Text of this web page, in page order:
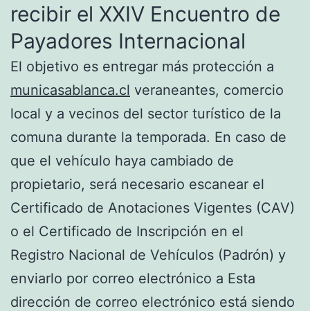
recibir el XXIV Encuentro de
Payadores Internacional
El objetivo es entregar más protección a
municasablanca.cl veraneantes, comercio
local y a vecinos del sector turístico de la
comuna durante la temporada. En caso de
que el vehículo haya cambiado de
propietario, será necesario escanear el
Certificado de Anotaciones Vigentes (CAV)
o el Certificado de Inscripción en el
Registro Nacional de Vehículos (Padrón) y
enviarlo por correo electrónico a Esta
dirección de correo electrónico está siendo